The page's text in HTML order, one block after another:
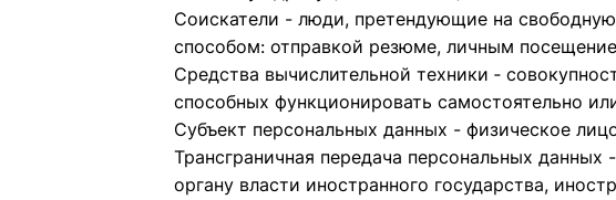
Соискатели - люди, претендующие на
способом: отправкой резюме, личным
Средства вычислительной техники ‑
способных функционировать самостоятельно
Субъект персональных данных - физическое
Трансграничная передача персональных
органу власти иностранного государства,